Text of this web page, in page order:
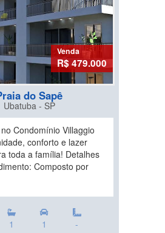
Venda
R$ 479.000
do Sapê
Ubatuba - SP
Condomínio Villaggio
conforto e lazer
toda a família! Detalhes
Composto por
1 1 -